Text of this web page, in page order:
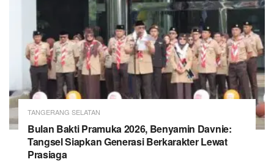
TANGERANG SELATAN
Bulan Bakti Pramuka 2026, Benyamin Davnie:
Tangsel Siapkan Generasi Berkarakter Lewat
Prasiaga